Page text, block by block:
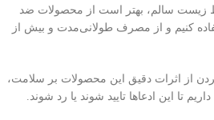
زیست سالم، بهتر است از محصولات ضد
کنیم و از مصرف طولانی‌مدت و بیش از
از اثرات دقیق این محصولات بر سلامت،
تا این ادعاها تایید شوند یا رد شوند.